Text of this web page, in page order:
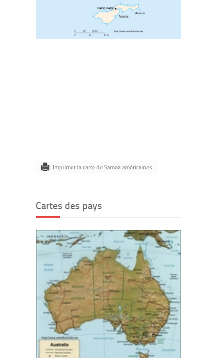
Imprimer la carte de Samoa américaines
Cartes des pays